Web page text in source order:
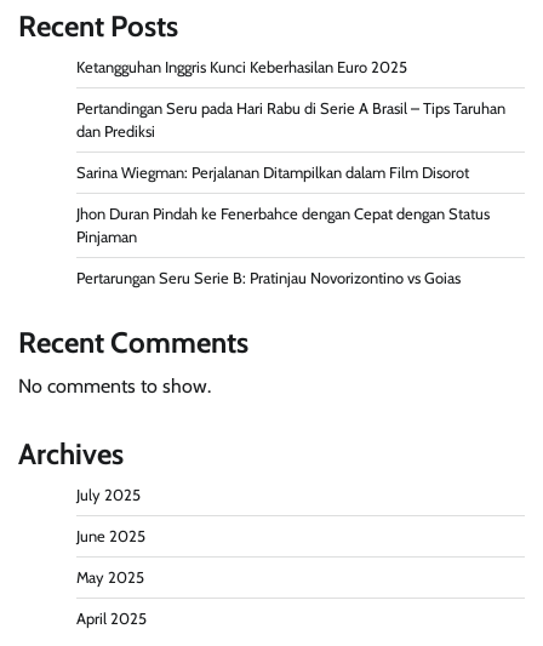
Recent Posts
Ketangguhan Inggris Kunci Keberhasilan Euro 2025
Pertandingan Seru pada Hari Rabu di Serie A Brasil – Tips Taruhan
dan Prediksi
Sarina Wiegman: Perjalanan Ditampilkan dalam Film Disorot
Jhon Duran Pindah ke Fenerbahce dengan Cepat dengan Status
Pinjaman
Pertarungan Seru Serie B: Pratinjau Novorizontino vs Goias
Recent Comments
No comments to show.
Archives
July 2025
June 2025
May 2025
April 2025